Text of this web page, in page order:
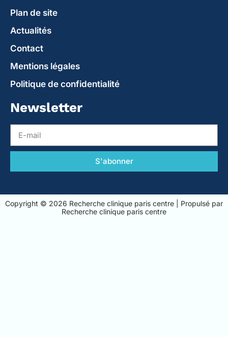
Plan de site
Actualités
Contact
Mentions légales
Politique de confidentialité
Newsletter
S'abonner
Copyright © 2026 Recherche clinique paris centre | Propulsé par
Recherche clinique paris centre